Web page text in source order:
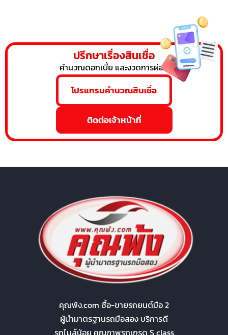
ปรึกษาเรื่องสินเชื่อ
คำนวณดอกเบี้ย และงวดการผ่อน
โปรแกรมคำนวณสินเชื่อ
ติดต่อเจ้าหน้าที่
คุณพ้ง.com ซื้อ-ขายรถยนต์มือ 2
ผู้นำมาตรฐานรถมือสอง บริการดี